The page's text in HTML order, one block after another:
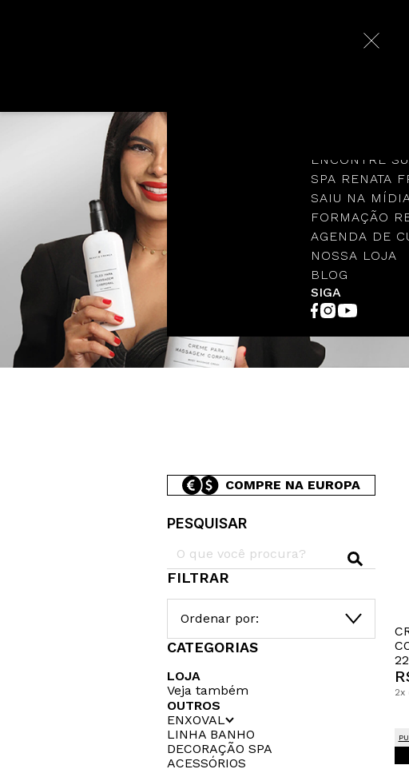
NOSSA
ENCONTRE
SPA RENATA
SAIU NA
FORMAÇÃO
AGENDA DE
NOSSA LOJA
BLOG
SIGA
COMPRE NA EUROPA
PESQUISAR
FILTRAR
Ordenar por:
CATEGORIAS
LOJA
Veja também
OUTROS
ENXOVAL
LINHA BANHO
DECORAÇÃO SPA
ACESSÓRIOS
2x